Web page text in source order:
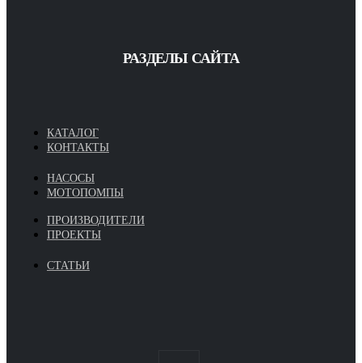
РАЗДЕЛЫ САЙТА
КАТАЛОГ
КОНТАКТЫ
НАСОСЫ
МОТОПОМПЫ
ПРОИЗВОДИТЕЛИ
ПРОЕКТЫ
СТАТЬИ